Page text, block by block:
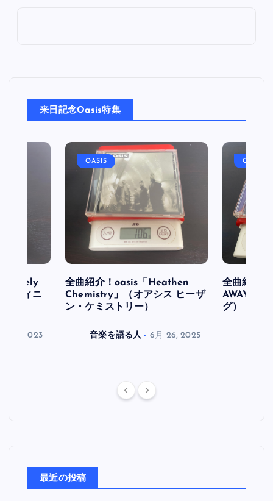
来日記念Oasis特集
フィニ
30, 2023
OASIS
全曲紹介！oasis「Heathen
Chemistry」（オアシス ヒーザ
ン・ケミストリー）
音楽を語る人 6月 26, 2025
OASIS
全曲紹介
AWAY」
グ）
最近の投稿